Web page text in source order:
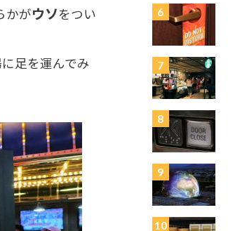
かがウソをつい
足を運んでみ